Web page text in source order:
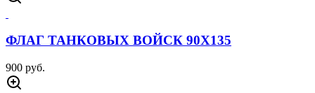
ФЛАГ ТАНКОВЫХ ВОЙСК 90Х135
900 руб.